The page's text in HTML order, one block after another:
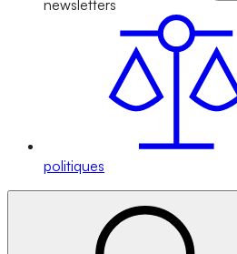
newsletters
politiques